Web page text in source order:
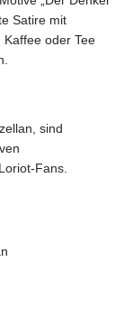
Satire mit
oder Tee
sind
Fans.